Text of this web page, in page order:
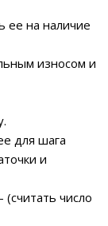
ее на наличие
износом и
для шага
и
число